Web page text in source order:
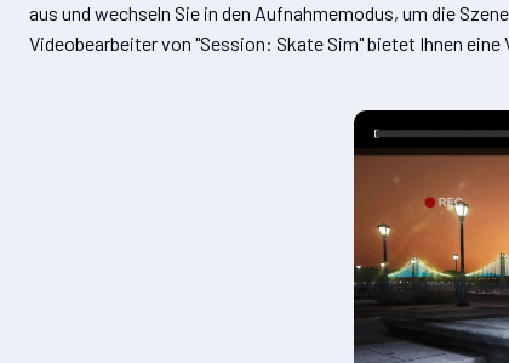
aus und wechseln Sie in den Aufnahmemodus, um die
Videobearbeiter von "Session: Skate Sim" bietet Ihnen